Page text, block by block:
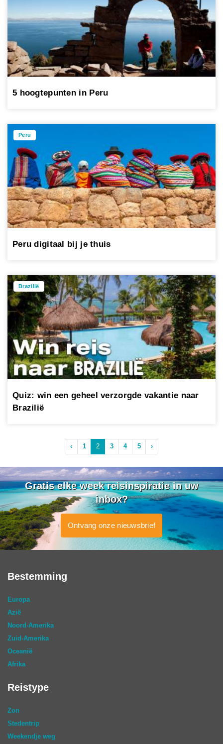
5 hoogtepunten in Peru
Peru
Peru digitaal bij je thuis
Brazilië
Quiz: win een geheel verzorgde vakantie naar
Brazilië
‹ 1 2 3 4 5 ›
Gratis elke week reisinspiratie in uw
inbox?
Ontvang onze nieuwsbrief
Bestemming
Europa
Azië
Noord-Amerika
Zuid-Amerika
Oceanië
Afrika
Reistype
Zon
Stedentrip
Weekendje weg